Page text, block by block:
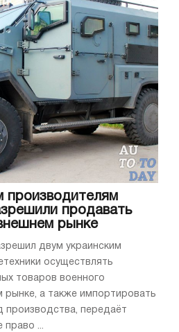
производителям
продавать
рынке
двум украинским
осуществлять
товаров военного
рынке, а также импортировать
производства, передаёт
право ...